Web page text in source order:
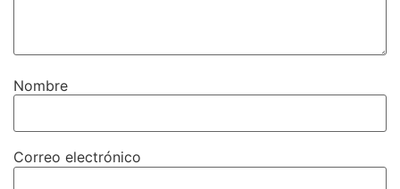
Nombre
Correo electrónico